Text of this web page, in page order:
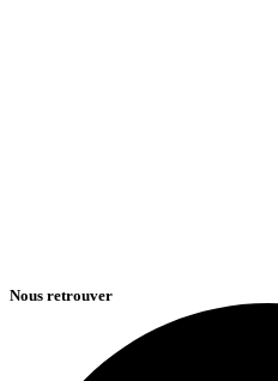
Nous retrouver